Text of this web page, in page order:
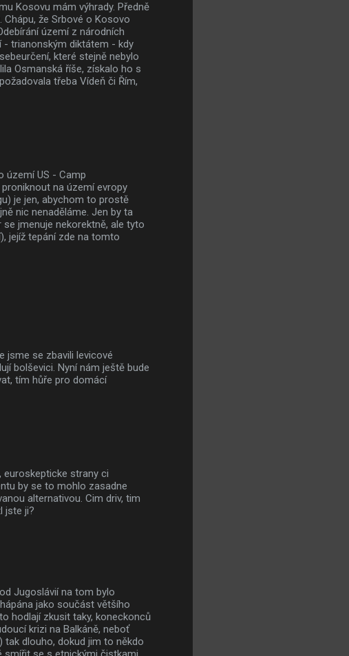
Kosovu mám výhrady. Předně
že Srbové o Kosovo
území z národních
trianonským diktátem - kdy
které stejně nebylo
Osmanská říše, získalo ho s
třeba Vídeň či Řím,
území US - Camp
na území evropy
je jen, abychom to prostě
nic nenaděláme. Jen by ta
jmenuje nekorektně, ale tyto
jejíž tepání zde na tomto
jsme se zbavili levicové
bolševici. Nyní nám ještě bude
tím hůře pro domácí
euroskepticke strany ci
by se to mohlo zasadne
alternativou. Cim driv, tim
jste ji?
Jugoslávií na tom bylo
jako součást většího
hodlají zkusit taky, koneckonců
krizi na Balkáně, neboť
tak dlouho, dokud jim to někdo